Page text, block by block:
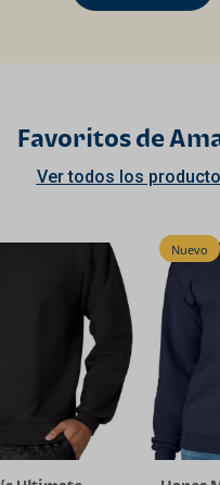
Favoritos de
Ver todos los
Nuevo